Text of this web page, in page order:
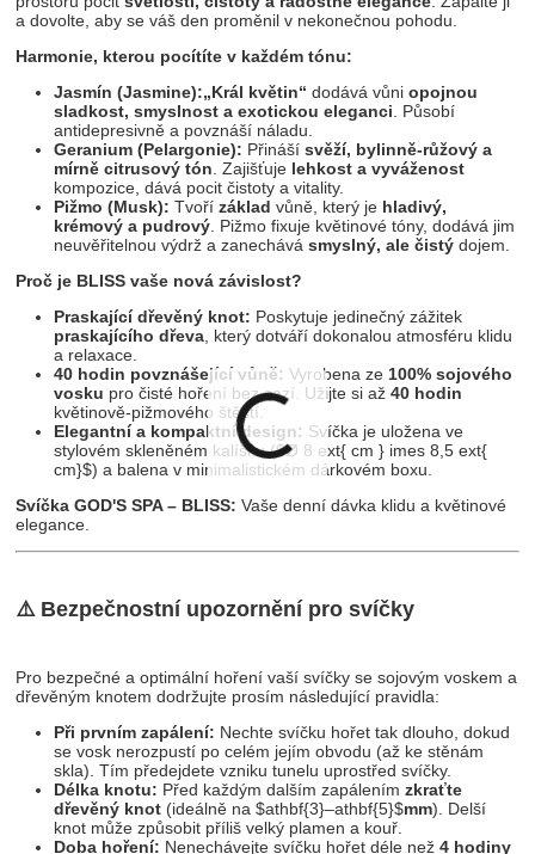
a dovolte, aby se váš den proměnil v nekonečnou pohodu.
Harmonie, kterou pocítíte v každém tónu:
Jasmín (Jasmine):„Král květin“ dodává vůniopojnou
sladkost, smyslnost a exotickou eleganci . Působí
antidepresivně a povznáší náladu.
Geranium (Pelargonie): Přinášísvěží, bylinně-růžový a
mírně citrusový tón . Zajišťuje lehkost a vyváženost
kompozice, dává pocit čistoty a vitality.
Pižmo (Musk): Tvořízáklad vůně, který je hladivý,
krémový a pudrový . Pižmo fixuje květinové tóny, dodává jim
neuvěřitelnou výdrž a zanechávásmyslný, ale čistý dojem.
Proč je BLISS vaše nová závislost?
Praskající dřevěný knot: Poskytuje jedinečný zážitek
praskajícího dřeva , který dotváří dokonalou atmosféru klidu
a relaxace.
40 hodin povznášející vůně: Vyrobena ze 100% sojového
vosku pro čisté hoření bez sazí. Užijte si až40 hodin
květinově-pižmového štěstí.
Elegantní a kompaktní design: Svíčka je uložena ve
stylovém skleněném kalíšku ($Ø 8 ext{ cm } imes 8,5 ext{
cm}$) a balena v minimalistickém dárkovém boxu.
Svíčka GOD'S SPA – BLISS: Vaše denní dávka klidu a květinové
elegance.
⚠️ Bezpečnostní upozornění pro svíčky
Pro bezpečné a optimální hoření vaší svíčky se sojovým voskem a
dřevěným knotem dodržujte prosím následující pravidla:
Při prvním zapálení: Nechte svíčku hořet tak dlouho, dokud
se vosk nerozpustí po celém jejím obvodu (až ke stěnám
skla). Tím předejdete vzniku tunelu uprostřed svíčky.
Délka knotu: Před každým dalším zapálenímzkraťte
dřevěný knot (ideálně na$athbf{3}–athbf{5}$mm). Delší
knot může způsobit příliš velký plamen a kouř.
Doba hoření: Nenechávejte svíčku hořet déle než4 hodiny